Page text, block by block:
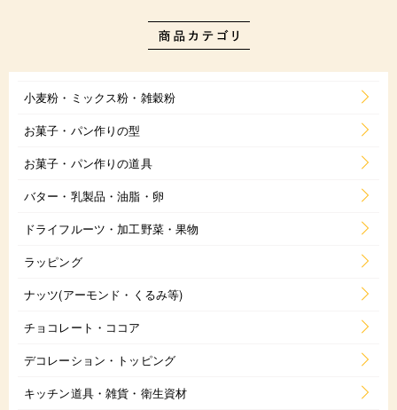
小麦粉・ミックス粉・雑穀粉
お菓子・パン作りの型
お菓子・パン作りの道具
バター・乳製品・油脂・卵
ドライフルーツ・加工野菜・果物
ラッピング
ナッツ(アーモンド・くるみ等)
チョコレート・ココア
デコレーション・トッピング
キッチン道具・雑貨・衛生資材